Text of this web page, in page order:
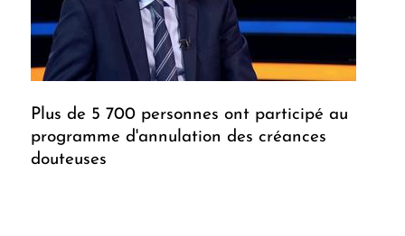
Plus de 5 700 personnes ont participé au
programme d'annulation des créances
douteuses